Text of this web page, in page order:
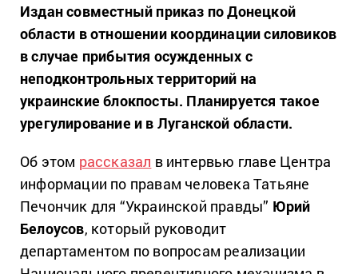
Издан совместный приказ по Донецкой
области в отношении координации силовиков
в случае прибытия осужденных с
неподконтрольных территорий на
украинские блокпосты. Планируется такое
урегулирование и в Луганской области.
Об этом рассказал в интервью главе Центра
информации по правам человека Татьяне
Печончик для “Украинской правды” Юрий
Белоусов, который руководит
департаментом по вопросам реализации